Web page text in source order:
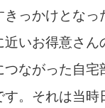
っかけとな
いお得意さ
ながった自
。それは当